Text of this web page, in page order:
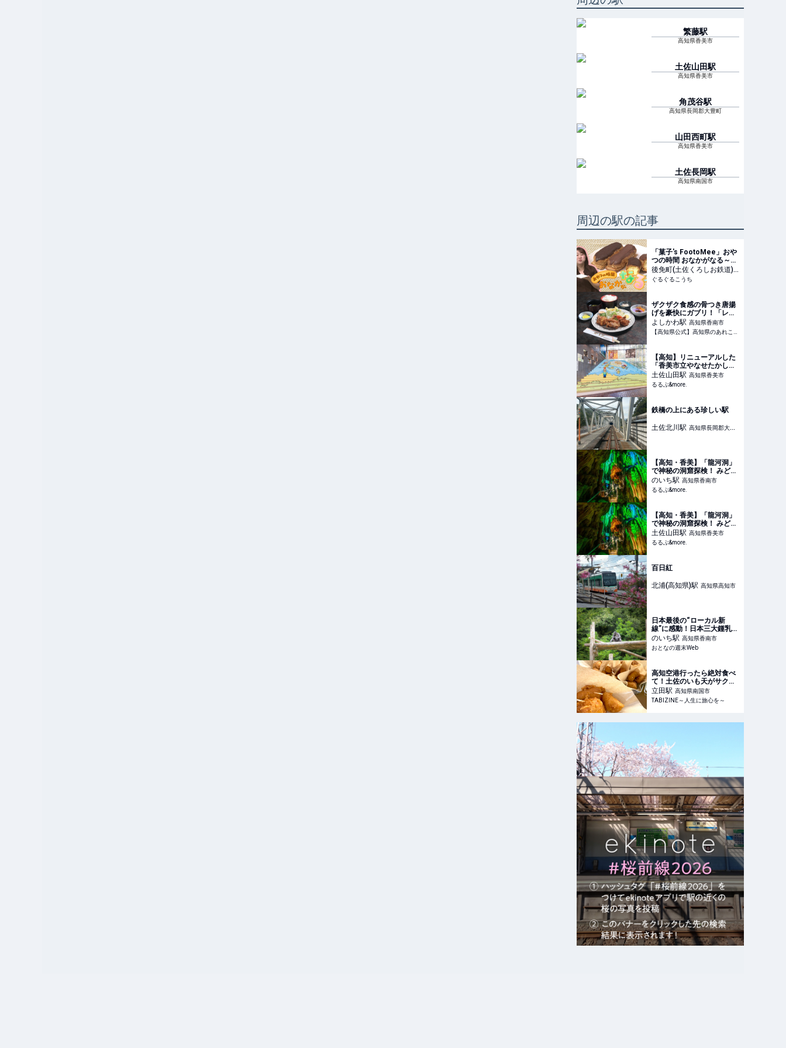
繁藤駅
高知県香美市
土佐山田駅
高知県香美市
角茂谷駅
高知県長岡郡大豊町
山田西町駅
高知県香美市
土佐長岡駅
高知県南国市
周辺の駅の記事
「菓子's FootoMee」おや
つの時間 おなかがなる～！
｜ぐるぐるこうち
後免町(土佐くろしお鉄道)
駅 高知県南国市
ぐるぐるこうち
ザクザク食感の骨つき唐揚
げを豪快にガブリ！「レス
トランかとり」ほっとこう
ちオススメ高知ランチ情報 |
【高知県公式】高知県のあ
家の◯◯」
よしかわ駅 高知県香南市
【高知県公式】高知県のあれこれ深掘りサイト「高知家の◯◯」 | 【高知県公式】高知家の〇〇は、高知県のグルメ・観光・イベント・レジャー・移住等のあれこれ情報をお届けするまとめサイトです。
【高知】リニューアルした
「香美市立やなせたかし記
念館 アンパンマンミュージ
アム」へ｜るるぶ&more.
土佐山田駅 高知県香美市
るるぶ&more.
鉄橋の上にある珍しい駅
土佐北川駅 高知県長岡郡大豊
【高知・香美】「龍河洞」
で神秘の洞窟探検！ みどこ
ろ＆コースを徹底ガイド｜
るるぶ&more.
のいち駅 高知県香南市
るるぶ&more.
【高知・香美】「龍河洞」
で神秘の洞窟探検！ みどこ
ろ＆コースを徹底ガイド｜
るるぶ&more.
土佐山田駅 高知県香美市
るるぶ&more.
百日紅
北浦(高知県)駅 高知県高知市
日本最後の“ローカル新
線”に感動！日本三大鍾乳洞
「龍河洞」に興奮！ドキド
キが止まらない【高知旅】
1日目 - おとなの週末Web
のいち駅 高知県香南市
おとなの週末Web
高知空港行ったら絶対食べ
て！土佐のいも天がサクジ
ュワッと罪深いおいしさ
【編集部ブログ】 |
TABIZINE～人生に旅心を
立田駅 高知県南国市
TABIZINE～人生に旅心を～